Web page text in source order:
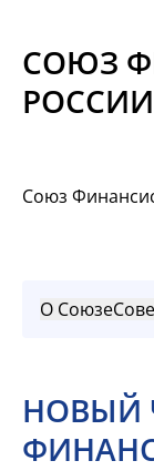
Материалы
СОЮЗ
РОССИИ
Союз
О Союзе
НОВЫЙ